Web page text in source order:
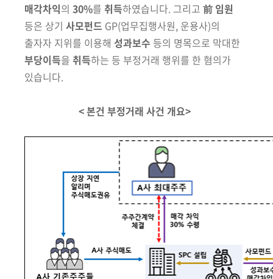
매각차익의 30%를 취득하였습니다. 그리고 前 임원
등은 상기 사모펀드 GP(업무집행사원, 운용사)의
출자자 지위를 이용해 성과보수 등의 명목으로 막대한
부당이득을 취득하는 등 부정거래 행위를 한 혐의가
있습니다.
< 본건 부정거래 사건 개요>